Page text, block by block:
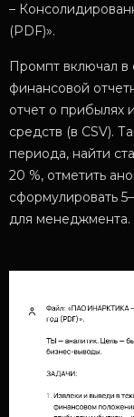
–
(PDF)».
Промпт включал в
финансовой
отчет о прибылях
средств (в CSV).
периода, найти
20 %, отметить
сформулировать
для менеджмента.